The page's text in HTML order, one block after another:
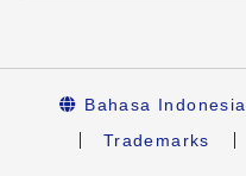
Bahasa Indonesia
Trademarks